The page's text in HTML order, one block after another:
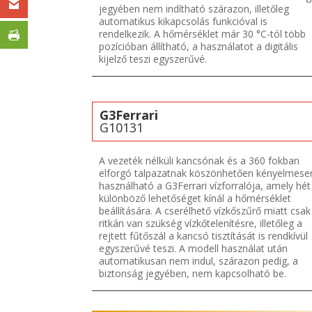
jegyében nem indítható szárazon, illetőleg
automatikus kikapcsolás funkcióval is
rendelkezik. A hőmérséklet már 30 °C-tól több
pozícióban állítható, a használatot a digitális
kijelző teszi egyszerűvé.
G3Ferrari
G10131
A vezeték nélküli kancsónak és a 360 fokban
elforgó talpazatnak köszönhetően
használható a G3Ferrari vízforralója, amely hét
különböző lehetőséget kínál a hőmérséklet
beállítására. A cserélhető vízkőszűrő miatt csak
ritkán van szükség vízkőtelenítésre, illetőleg a
rejtett fűtőszál a kancsó tisztítását is rendkívül
egyszerűvé teszi. A modell használat után
automatikusan nem indul, szárazon pedig, a
biztonság jegyében, nem kapcsolható be.